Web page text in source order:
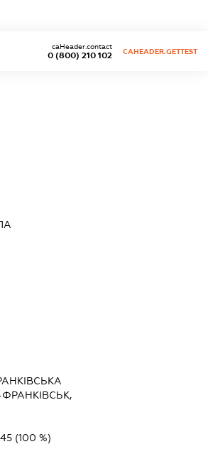
0 (800) 210 102
caHeader.contact
CAHEADER.GETTEST
(100 %)